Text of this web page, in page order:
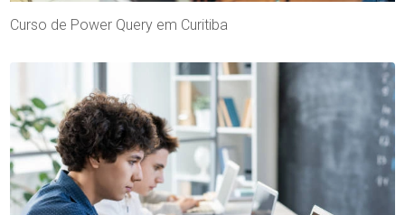
Curso de Power Query em Curitiba